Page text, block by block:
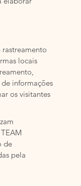
locais
informações
os visitantes
de
pela